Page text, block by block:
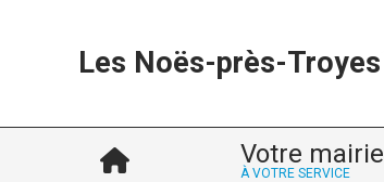
Les Noës-près-Troyes
Votre mairie
À VOTRE SERVICE